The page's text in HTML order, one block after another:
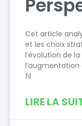
Cet article
et les choix
l’évolution de
fil
LIRE LA